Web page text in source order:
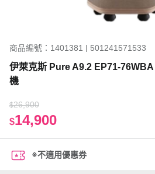
商品編號：1401381 | 501241571533
伊萊克斯 Pure A9.2 EP71-
機
$26,900
$14,900
※不適用優惠券